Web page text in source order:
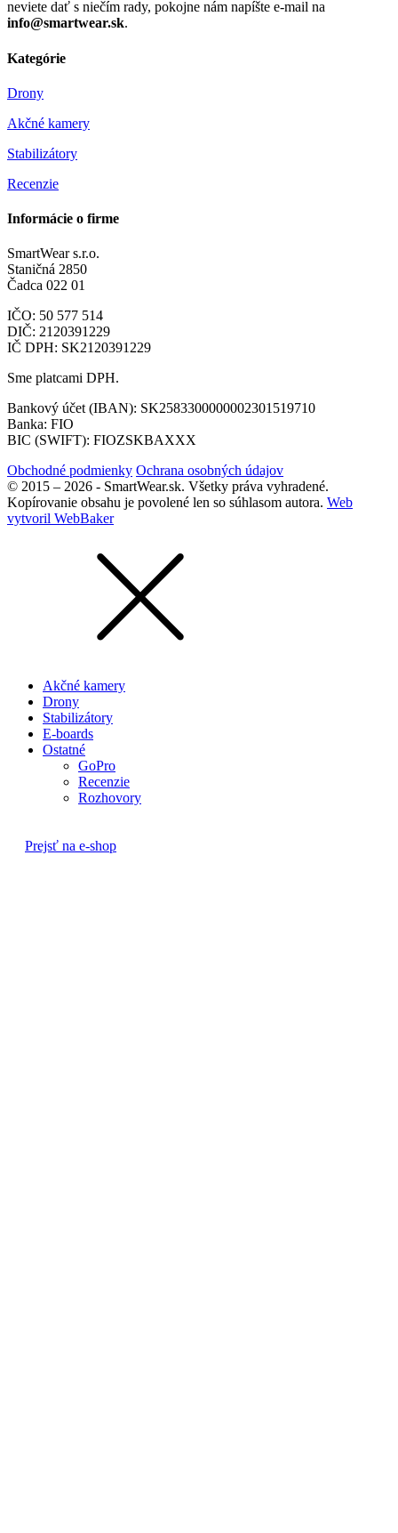
neviete dať s niečím rady, pokojne nám napíšte e-mail na
info@smartwear.sk.
Kategórie
Drony
Akčné kamery
Stabilizátory
Recenzie
Informácie o firme
SmartWear s.r.o.
Staničná 2850
Čadca 022 01
IČO: 50 577 514
DIČ: 2120391229
IČ DPH: SK2120391229
Sme platcami DPH.
Bankový účet (IBAN): SK2583300000002301519710
Banka: FIO
BIC (SWIFT): FIOZSKBAXXX
Obchodné podmienky Ochrana osobných údajov
© 2015 – 2026 - SmartWear.sk. Všetky práva vyhradené.
Kopírovanie obsahu je povolené len so súhlasom autora. Web
vytvoril WebBaker
Akčné kamery
Drony
Stabilizátory
E-boards
Ostatné
GoPro
Recenzie
Rozhovory
Prejsť na e-shop